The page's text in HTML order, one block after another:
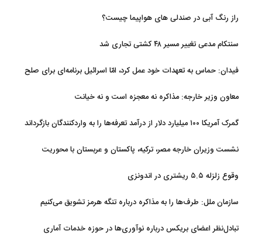
راز رنگ آبی در صندلی های هواپیما چیست؟
سنتکام مدعی تغییر مسیر ۴۸ کشتی تجاری شد
فیدان: حماس به تعهدات خود عمل کرد، امّا اسرائیل برنامه‌ای برای صلح
معاون وزیر خارجه: مذاکره نه معجزه است و نه خیانت
گمرک آمریکا ۱۰۰ میلیارد دلار از درآمد تعرفه‌ها را به واردکنندگان بازگرداند
نشست وزیران خارجه مصر، ترکیه، پاکستان و عربستان با محوریت
وقوع زلزله ۵.۵ ریشتری در اندونزی
سازمان ملل: طرف‌ها را به مذاکره درباره تنگه هرمز تشویق می‌کنیم
تبادل‌نظر اعضای بریکس درباره نوآوری‌ها در حوزه خدمات آماری